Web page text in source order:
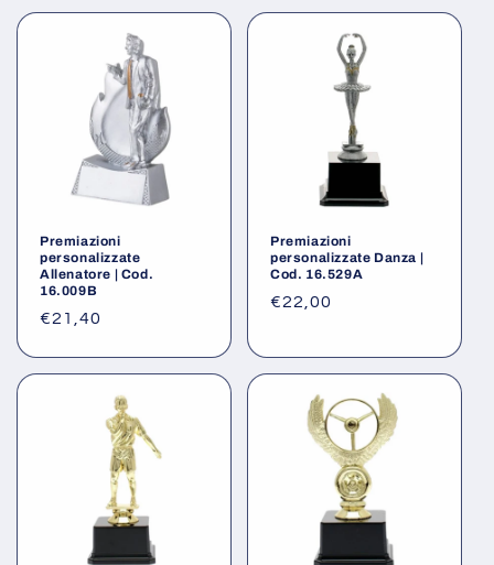
listino
listino
Premiazioni
personalizzate
Allenatore | Cod.
16.009B
Prezzo
listino
€21,40
Premiazioni
personalizzate Danza |
Cod. 16.529A
Prezzo
listino
€22,00